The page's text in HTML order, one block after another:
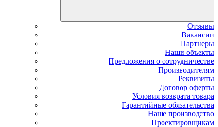
Отзывы
Вакансии
Партнеры
Наши объекты
Предложения о сотрудничестве
Производителям
Реквизиты
Договор оферты
Условия возврата товара
Гарантийные обязательства
Наше производство
Проектировщикам